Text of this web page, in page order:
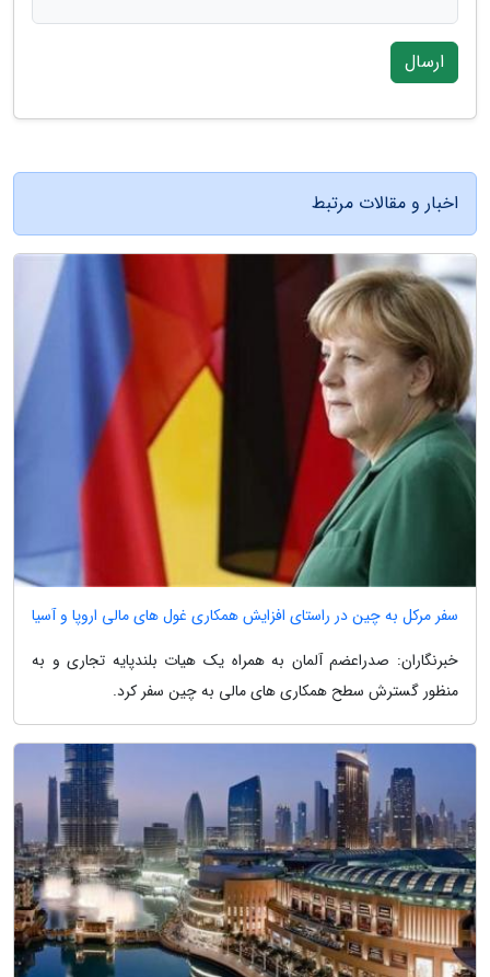
ارسال
اخبار و مقالات مرتبط
سفر مرکل به چین در راستای افزایش همکاری غول های مالی اروپا و آسیا
خبرنگاران: صدراعضم آلمان به همراه یک هیات بلندپایه تجاری و به
منظور گسترش سطح همکاری های مالی به چین سفر کرد.